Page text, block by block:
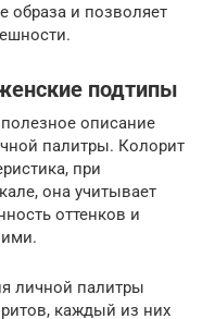
образа и позволяет
подтипы
описание
палитры. Колорит
при
она учитывает
оттенков и
личной палитры
каждый из них